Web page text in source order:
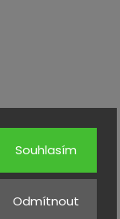
Odmítnout
Souhlasím